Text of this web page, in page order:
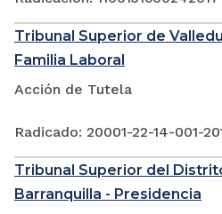
Tribunal Superior de
Familia Laboral
Acción de Tutela
Radicado: 20001-22-14-001-
Tribunal Superior del
Barranquilla - Presidencia